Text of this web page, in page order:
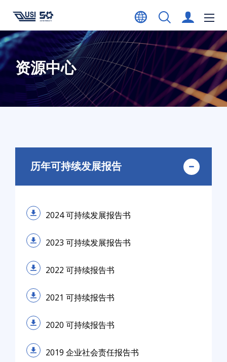
资源中心
历年可持续发展报告
2024 可持续发展报告书
2023 可持续发展报告书
2022 可持续报告书
2021 可持续报告书
2020 可持续报告书
2019 企业社会责任报告书